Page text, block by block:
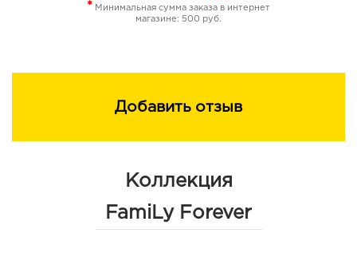
* Минимальная сумма заказа в интернет
магазине: 500 руб.
Добавить отзыв
Коллекция
FamiLy Forever